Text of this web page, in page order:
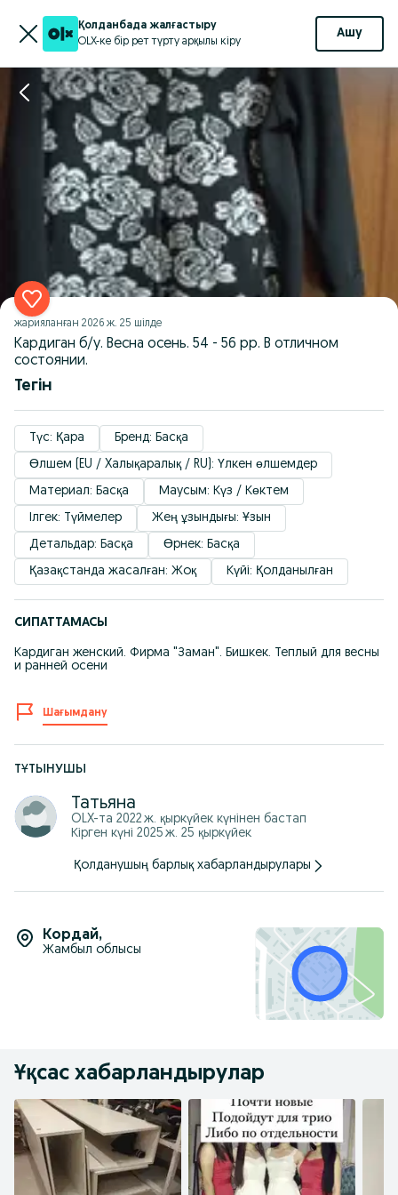
Қолданбада жалғастыру
OLX-ке бір рет түрту арқылы кіру
Ашу
жарияланған 2026 ж. 25 шілде
Кардиган б/у. Весна осень. 54 - 56 рр. В отличном
состоянии.
Тегін
Түс: Қара
Бренд: Басқа
Өлшем (EU / Xалықаралық / RU): Үлкен өлшемдер
Материал: Басқа
Маусым: Күз / Көктем
Ілгек: Түймелер
Жең ұзындығы: Ұзын
Детальдар: Басқа
Өрнек: Басқа
Қазақстанда жасалған: Жоқ
Күйі: Қолданылған
СИПАТТАМАСЫ
Кардиган женский. Фирма "Заман". Бишкек. Теплый для весны
и ранней осени
Шағымдану
ТҰТЫНУШЫ
Татьяна
OLX-та 2022 ж. қыркүйек күнінен бастап
Кірген күні 2025 ж. 25 қыркүйек
Қолданушың барлық хабарландырулары
Кордай,
Жамбыл облысы
Ұқсас хабарландырулар